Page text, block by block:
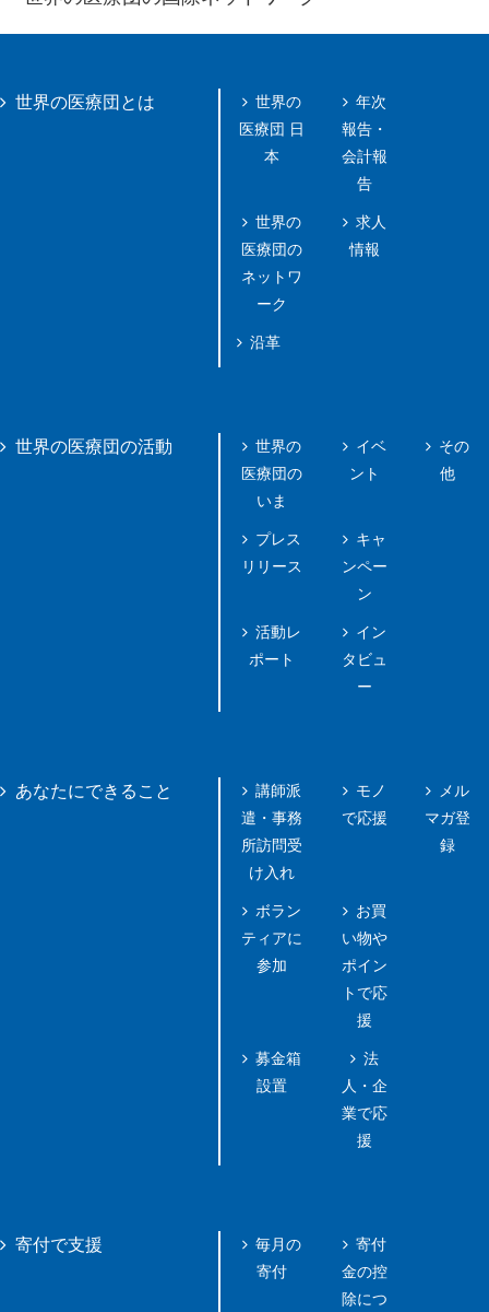
世界の医療団とは
世界の
医療団 日
本
世界の
医療団の
ネットワ
ーク
沿革
年次
報告・
会計報
告
求人
情報
世界の医療団の活動
世界の
医療団の
いま
プレス
リリース
活動レ
ポート
イベ
ント
キャ
ンペー
ン
イン
タビュ
ー
その
他
あなたにできること
講師派
遣・事務
所訪問受
け入れ
ボラン
ティアに
参加
募金箱
設置
モノ
で応援
お買
い物や
ポイン
トで応
援
法
人・企
業で応
援
メル
マガ登
録
寄付で支援
毎月の
寄付
寄付
金の控
除につ